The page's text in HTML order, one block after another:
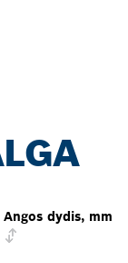
Angos dydis, mm